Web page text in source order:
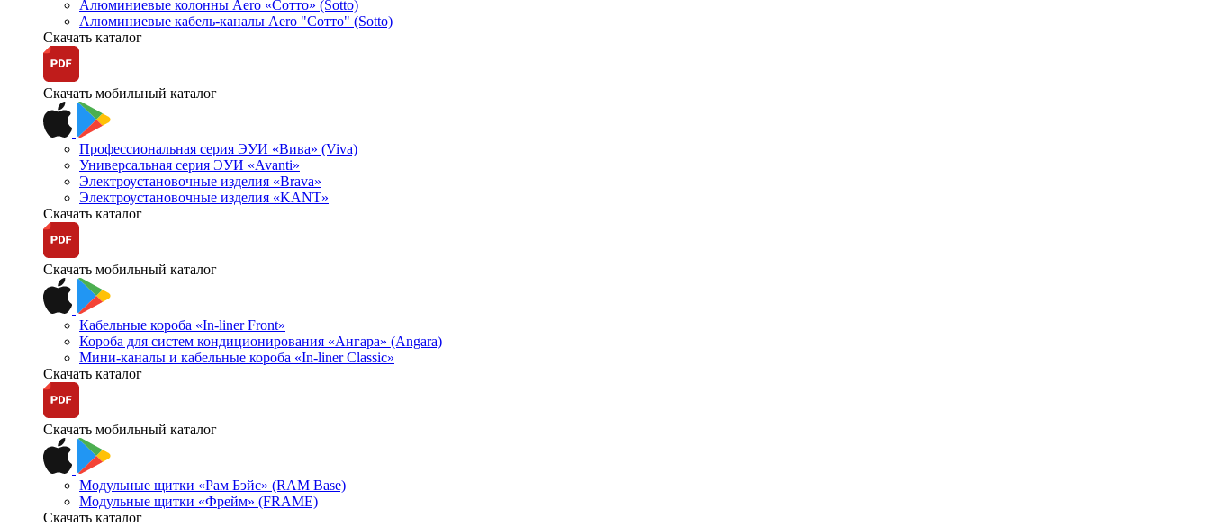
Алюминиевые колонны Aero «Сотто» (Sotto)
Алюминиевые кабель-каналы Aero "Сотто" (Sotto)
Скачать каталог
Скачать мобильный каталог
Профессиональная серия ЭУИ «Вива» (Viva)
Универсальная серия ЭУИ «Avanti»
Электроустановочные изделия «Brava»
Электроустановочные изделия «KANT»
Скачать каталог
Скачать мобильный каталог
Кабельные короба «In-liner Front»
Короба для систем кондиционирования «Ангара» (Angara)
Мини-каналы и кабельные короба «In-liner Classic»
Скачать каталог
Скачать мобильный каталог
Модульные щитки «Рам Бэйс» (RAM Base)
Модульные щитки «Фрейм» (FRAME)
Скачать каталог